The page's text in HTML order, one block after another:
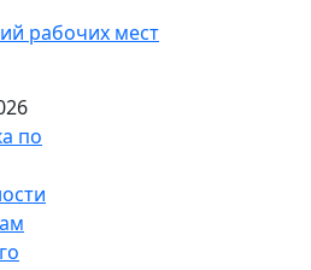
рабочих мест